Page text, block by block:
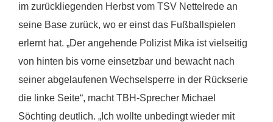
im zurückliegenden Herbst vom TSV Nettelrede an
seine Base zurück, wo er einst das Fußballspielen
erlernt hat. „Der angehende Polizist Mika ist vielseitig
von hinten bis vorne einsetzbar und bewacht nach
seiner abgelaufenen Wechselsperre in der Rückserie
die linke Seite“, macht TBH-Sprecher Michael
Söchting deutlich. „Ich wollte unbedingt wieder mit